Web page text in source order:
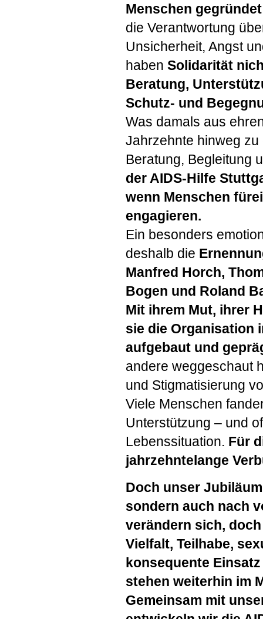
Menschen gegründet
die Verantwortung
Unsicherheit, Angst
haben Solidarität
Beratung,
Schutz- und
Was damals aus
Jahrzehnte hinweg
Beratung, Begleitung
der AIDS-Hilfe
wenn Menschen
engagieren.
Ein besonders
deshalb die
Manfred Horch,
Bogen und Roland
Mit ihrem Mut, ihrer
sie die Organisation
aufgebaut und
andere weggeschaut
und Stigmatisierung
Viele Menschen
Unterstützung – und
Lebenssituation. Für
jahrzehntelange
Doch unser
sondern auch nach
verändern sich,
Vielfalt, Teilhabe,
konsequente
stehen weiterhin im
Gemeinsam mit